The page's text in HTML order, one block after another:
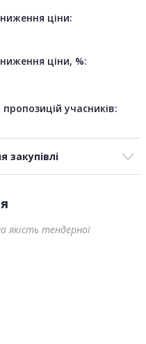
ціни:
ціни, %:
учасників:
закупівлі
якість тендерної